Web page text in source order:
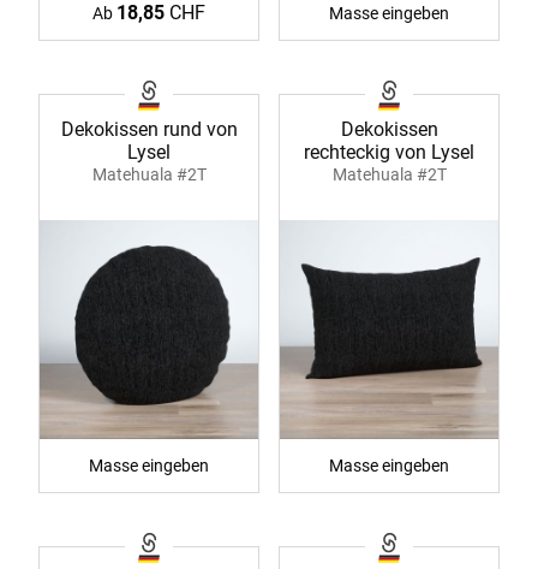
Ab 18,85 CHF Masse eingeben
Dekokissen rund von
Lysel
Matehuala #2T
Masse eingeben
Dekokissen
rechteckig von Lysel
Matehuala #2T
Masse eingeben